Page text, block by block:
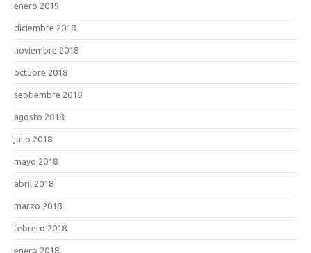
enero 2019
diciembre 2018
noviembre 2018
octubre 2018
septiembre 2018
agosto 2018
julio 2018
mayo 2018
abril 2018
marzo 2018
febrero 2018
enero 2018